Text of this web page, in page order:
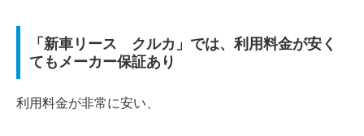
「新車リース クルカ」では、利用料金が安く
てもメーカー保証あり
利用料金が非常に安い、